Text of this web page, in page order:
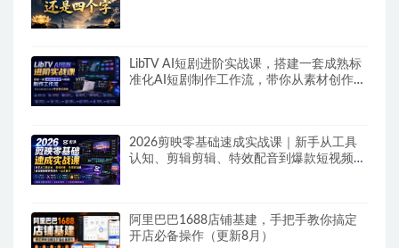
LibTV AI短剧进阶实战课，搭建一套成熟标
准化AI短剧制作工作流，带你从素材创作走
2026剪映零基础速成实战课｜新手从工具
认知、剪辑剪辑、特效配音到爆款短视频完
阿里巴巴1688店铺基建，手把手教你搞定
开店必备操作（更新8月）